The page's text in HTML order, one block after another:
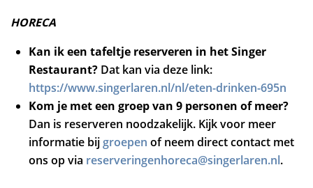
HORECA
Kan ik een tafeltje reserveren in het Singer
Restaurant? Dat kan via deze link:
https://www.singerlaren.nl/nl/eten-drinken-695n
Kom je met een groep van 9 personen of meer?
Dan is reserveren noodzakelijk. Kijk voor meer
informatie bij groepen of neem direct contact met
ons op via reserveringenhoreca@singerlaren.nl.